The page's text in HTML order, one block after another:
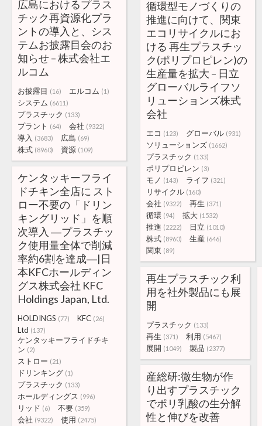
広島におけるプラス
チック再資源化プラ
ントの導入と、シス
テムお披露目会のお
知らせ – 株式会社エ
ルコム
お披露目 (16) エルコム (1)
システム (6611)
プラスチック (133)
プラント (64) 会社 (9322)
導入 (3683) 広島 (69)
株式 (8960) 資源 (109)
循環型モノづくりの
推進に向けて、関東
エコリサイクルにお
ける 再生プラスチッ
ク(ポリプロピレン)の
生産量を拡大 – 日立
グローバルライフソ
リューションズ株式
会社
エコ (123) グローバル (931)
ソリューションズ (1662)
プラスチック (133)
ポリプロピレン (3)
モノ (143) ライフ (321)
リサイクル (160)
会社 (9322) 再生 (371)
循環 (94) 拡大 (1532)
推進 (2222) 日立 (1010)
株式 (8960) 生産 (646)
関東 (89)
ケンタッキーフライ
ドチキン全店に スト
ロー不要の「ドリン
キングリッド」を順
次導入 ―プラスチッ
ク使用量全体で削減
率約6割を達成―|日
本KFCホールディン
グス株式会社 KFC
Holdings Japan, Ltd.
HOLDINGS (77) KFC (26)
Ltd (137)
ケンタッキーフライドチキ
ン (2)
ストロー (21)
ドリンキング (1)
プラスチック (133)
ホールディングス (996)
リッド (6) 不要 (359)
会社 (9322) 使用 (2475)
再生プラスチック利
用を社外製品にも展
開
プラスチック (133)
再生 (371) 利用 (5467)
展開 (1049) 製品 (2377)
産総研:微生物が作
り出すプラスチック
でポリ乳酸の生分解
性と伸びを改善